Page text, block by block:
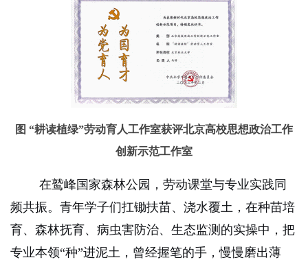
图 “耕读植绿”劳动育人工作室获评北京高校思想政治工作
创新示范工作室
在鹫峰国家森林公园，劳动课堂与专业实践同
频共振。青年学子们扛锄扶苗、浇水覆土，在种苗培
育、森林抚育、病虫害防治、生态监测的实操中，把
专业本领“种”进泥土，曾经握笔的手，慢慢 磨出薄